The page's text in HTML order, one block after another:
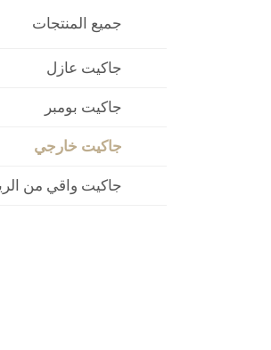
جميع المنتجات
جاكيت عازل
جاكيت بومبر
جاكيت خارجي
جاكيت واقي من